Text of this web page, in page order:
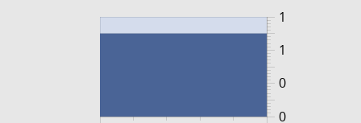
0
1
0
1